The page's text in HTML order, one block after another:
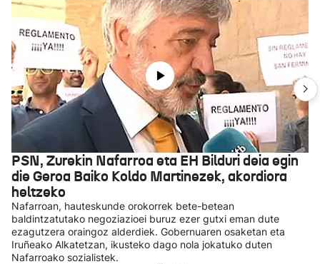
PSN, Zurekin Nafarroa eta EH Bilduri deia egin
die Geroa Baiko Koldo Martinezek, akordiora
heltzeko
Nafarroan, hauteskunde orokorrek bete-betean
baldintzatutako negoziazioei buruz ezer gutxi eman dute
ezagutzera oraingoz alderdiek. Gobernuaren osaketan eta
Iruñeako Alkatetzan, ikusteko dago nola jokatuko duten
Nafarroako sozialistek.